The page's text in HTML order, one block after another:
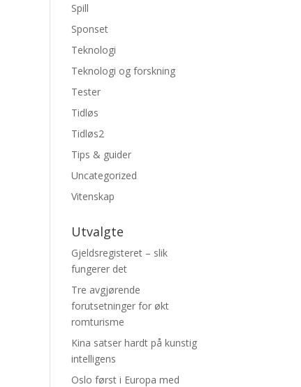
Spill
Sponset
Teknologi
Teknologi og forskning
Tester
Tidløs
Tidløs2
Tips & guider
Uncategorized
Vitenskap
Utvalgte
Gjeldsregisteret – slik
fungerer det
Tre avgjørende
forutsetninger for økt
romturisme
Kina satser hardt på kunstig
intelligens
Oslo først i Europa med